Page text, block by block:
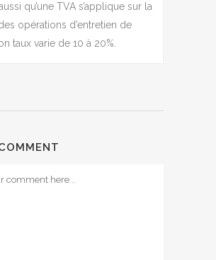
qu’une TVA s’applique sur la
opérations d’entretien de
taux varie de 10 à 20%.